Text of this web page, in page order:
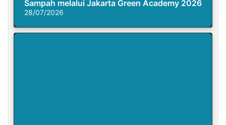
Sampah melalui Jakarta Green Academy 2026
28/07/2026